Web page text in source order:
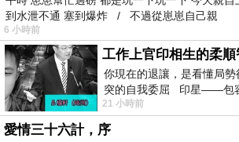
速地退化。
在跟兩位老朋友閒談的過程，我也發現
的壓力，一方面是他們在本業上的表現
外儲蓄與投資讓他們有寬裕條件做自己
們常聽到有些人退休後的準備金不足，
到水泄不通 塞到爆炸 / 不過從崽崽自己親
6 小時前
工作上官印相生的柔
你現在的退讓，是看懂局
突的自我委屈 印星——包
一步觀察，不會
21 小時前
愛情三十六計，序